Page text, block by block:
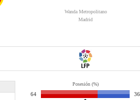
Wanda Metropolitano
Madrid
Posesión (%)
64 36